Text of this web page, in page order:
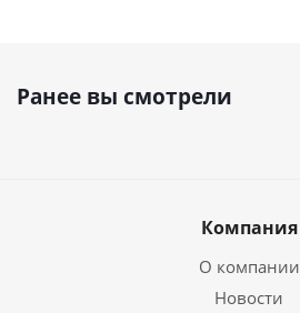
Ранее вы смотрели
Компания
О компании
Новости